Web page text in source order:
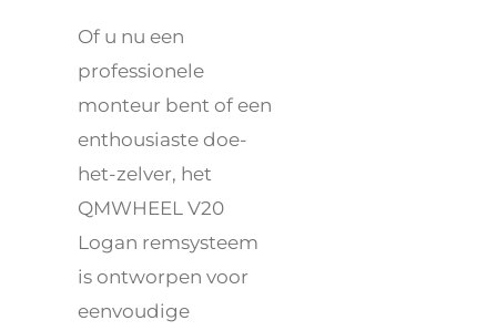
Of u nu een
professionele
monteur bent of een
enthousiaste doe-
het-zelver, het
QMWHEEL V20
Logan remsysteem
is ontworpen voor
eenvoudige